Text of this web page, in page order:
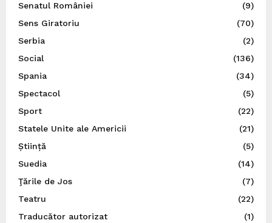
Senatul României
(9)
Sens Giratoriu
(70)
Serbia
(2)
Social
(136)
Spania
(34)
Spectacol
(5)
Sport
(22)
Statele Unite ale Americii
(21)
Știință
(5)
Suedia
(14)
Ţările de Jos
(7)
Teatru
(22)
Traducător autorizat
(1)